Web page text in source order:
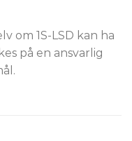
om 1S-LSD kan ha
på en ansvarlig